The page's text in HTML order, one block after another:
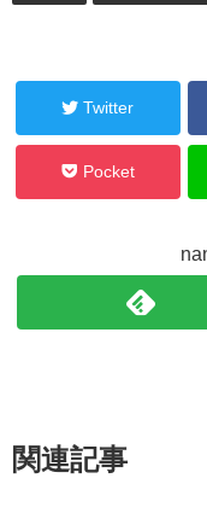
Twitter
Pocket
関連記事